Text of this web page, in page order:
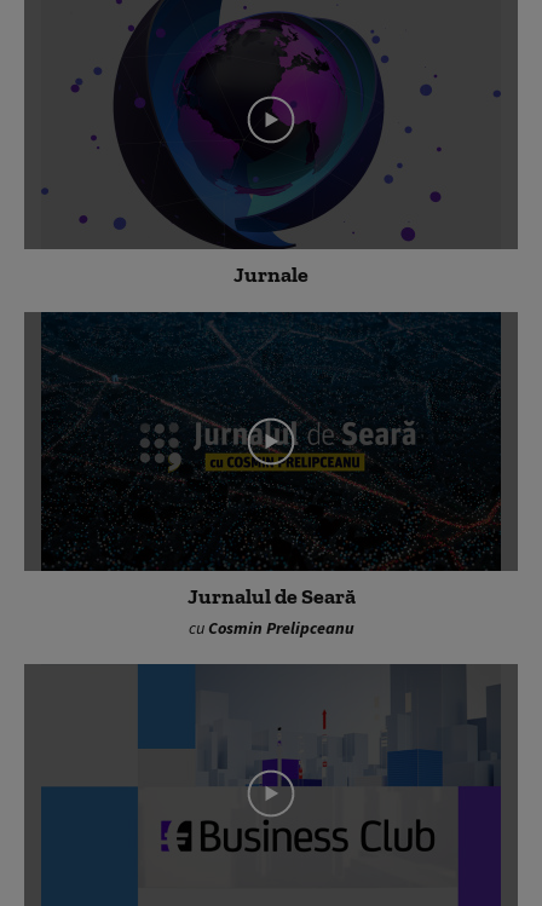
Jurnale
Jurnalul de Seară
cu Cosmin Prelipceanu